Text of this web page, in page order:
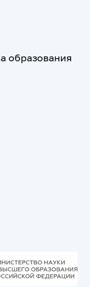
образования